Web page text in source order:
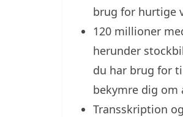
brug for hurtige
120 millioner
herunder
du har brug for
bekymre dig om
Transskription